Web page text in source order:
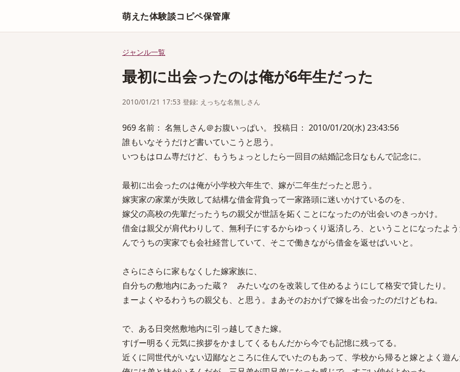
萌えた体験談コピペ保管庫
ジャンル一覧
最初に出会ったのは俺が6年生だった
2010/01/21 17:53 登録: えっちな名無しさん
969 名前： 名無しさん＠お腹いっぱい。 投稿日： 2010/01/20(水) 23:43:56
誰もいなそうだけど書いていこうと思う。
いつもはロム専だけど、もうちょっとしたら一回目の結婚記念日なもんで記念に。
最初に出会ったのは俺が小学校六年生で、嫁が二年生だったと思う。
嫁実家の家業が失敗して結構な借金背負って一家路頭に迷いかけているのを、
嫁父の高校の先輩だったうちの親父が世話を妬くことになったのが出会いのきっかけ。
借金は親父が肩代わりして、無利子にするからゆっくり返済しろ、ということになったよ
んでうちの実家でも会社経営していて、そこで働きながら借金を返せばいいと。
さらにさらに家もなくした嫁家族に、
自分ちの敷地内にあった蔵？ みたいなのを改装して住めるようにして格安で貸したり。
まーよくやるわうちの親父も、と思う。まあそのおかげで嫁を出会ったのだけどもね。
で、ある日突然敷地内に引っ越してきた嫁。
すげー明るく元気に挨拶をかましてくるもんだから今でも記憶に残ってる。
近くに同世代がいない辺鄙なところに住んでいたのもあって、学校から帰ると嫁とよく遊